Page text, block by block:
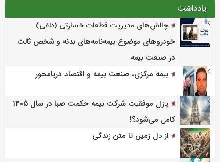
یادداشت
چالش‌های مدیریت قطعات خسارتی (داغی)
خودروهای موضوع بیمه‌نامه‌های بدنه و شخص ثالث
در صنعت بیمه
بیمه مرکزی، صنعت بیمه و اقتصاد دریامحور
پازل موفقیت شرکت بیمه حکمت صبا در سال ۱۴۰۵
کامل می‌شود؟!
از دل زمین تا متن زندگی